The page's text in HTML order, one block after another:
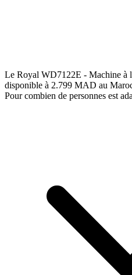
Le Royal WD7122E - Machine à
disponible à 2.799 MAD au
Pour combien de personnes est